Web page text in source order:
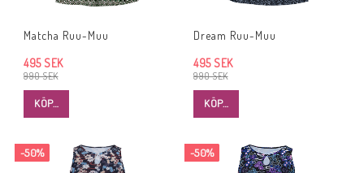
Matcha Ruu-Muu
990 SEK
495 SEK
KÖP…
Dream Ruu-Muu
990 SEK
495 SEK
KÖP…
-50% -50%